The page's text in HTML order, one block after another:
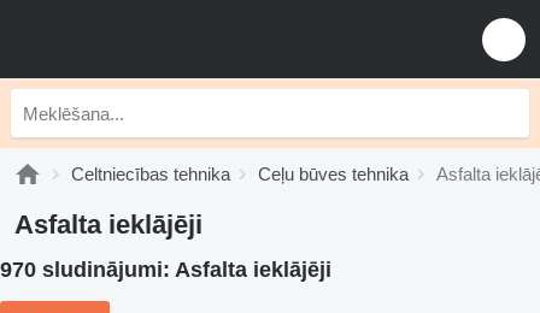
Celtniecības tehnika Ceļu būves tehnika Asfalta
Asfalta ieklājēji
970 sludinājumi: Asfalta ieklājēji